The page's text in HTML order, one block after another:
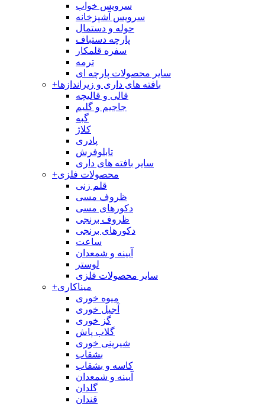
سرویس خواب
سرویس آشپزخانه
حوله و دستمال
پارچه دستباف
سفره قلمکار
ترمه
سایر محصولات پارچه ای
+بافته های داری و زیراندازها
قالی و قالیچه
جاجیم و گلیم
گبه
کلاژ
پادری
تابلوفرش
سایر بافته های داری
+محصولات فلزی
قلم زنی
ظروف مسی
دکورهای مسی
ظروف برنجی
دکورهای برنجی
ساعت
آیینه و شمعدان
لوستر
سایر محصولات فلزی
+میناکاری
میوه خوری
آجیل خوری
گز خوری
گلاب پاش
شیرینی خوری
بشقاب
کاسه و بشقاب
آیینه و شمعدان
گلدان
قندان